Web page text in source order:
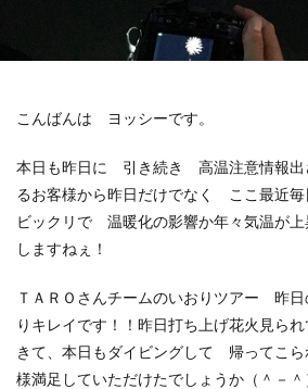
こんばんは ヨッシーです。
本日も昨日に 引き続き 高温注意情報
るお客様から昨日だけでなく ここ最近
ビックリで 温暖化の影響か年々気温が
しますねぇ！
ＴＡＲＯさんチームのいおりツアー 昨日
りキレイです！！昨日打ち上げ花火見ら
きて、本日もダイビングして 帰ってこ
様満足していただけたでしょうか（＾－＾